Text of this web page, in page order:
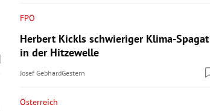
FPÖ
Herbert Kickls schwieriger Klima-Spagat
in der Hitzewelle
Josef GebhardGestern
Österreich